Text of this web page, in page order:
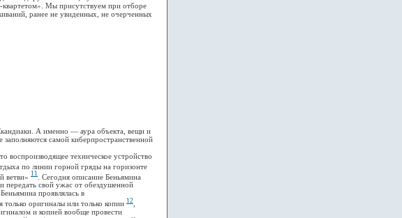
Мы присутствуем при отборе
ранее не увиденных, не очерченных
А именно — аура объекта, вещи и
самой киберпространственной
техническое устройство
по линии горной гряды на горизонте
ветви» 11
. Сегодня описание Беньямина
передать свой ужас от обездушенной
проявлялась в
оригиналы или только копии 12
и копией вообще провести